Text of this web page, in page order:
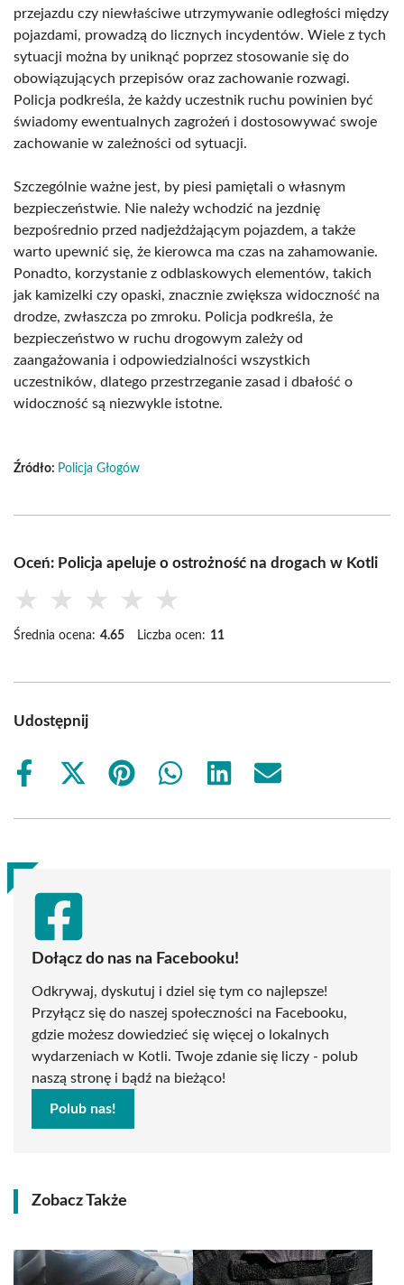
przejazdu czy niewłaściwe utrzymywanie odległości między
pojazdami, prowadzą do licznych incydentów. Wiele z tych
sytuacji można by uniknąć poprzez stosowanie się do
obowiązujących przepisów oraz zachowanie rozwagi.
Policja podkreśla, że każdy uczestnik ruchu powinien być
świadomy ewentualnych zagrożeń i dostosowywać swoje
zachowanie w zależności od sytuacji.
Szczególnie ważne jest, by piesi pamiętali o własnym
bezpieczeństwie. Nie należy wchodzić na jezdnię
bezpośrednio przed nadjeżdżającym pojazdem, a także
warto upewnić się, że kierowca ma czas na zahamowanie.
Ponadto, korzystanie z odblaskowych elementów, takich
jak kamizelki czy opaski, znacznie zwiększa widoczność na
drodze, zwłaszcza po zmroku. Policja podkreśla, że
bezpieczeństwo w ruchu drogowym zależy od
zaangażowania i odpowiedzialności wszystkich
uczestników, dlatego przestrzeganie zasad i dbałość o
widoczność są niezwykle istotne.
Źródło: Policja Głogów
Oceń: Policja apeluje o ostrożność na drogach w Kotli
★ ★ ★ ★ ★
Średnia ocena: 4.65 Liczba ocen: 11
Udostępnij
Share
Share
(Twitter)
Share
Share
Share
Share
Dołącz do nas na Facebooku!
Odkrywaj, dyskutuj i dziel się tym co najlepsze!
Przyłącz się do naszej społeczności na Facebooku,
gdzie możesz dowiedzieć się więcej o lokalnych
wydarzeniach w Kotli. Twoje zdanie się liczy - polub
naszą stronę i bądź na bieżąco!
Polub nas!
Zobacz Także